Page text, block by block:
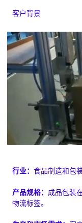
客户背景
行业：食品制造和包装
产品规格： 成品包装
物流标签。